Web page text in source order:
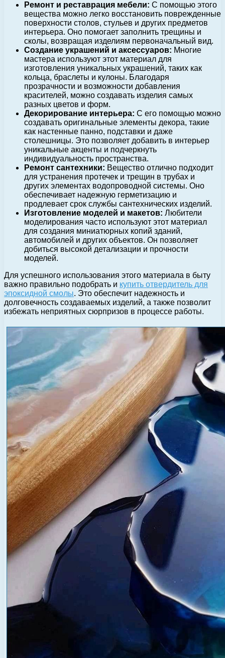
Ремонт и реставрация мебели: С помощью этого
вещества можно легко восстановить поврежденные
поверхности столов, стульев и других предметов
интерьера. Оно помогает заполнить трещины и
сколы, возвращая изделиям первоначальный вид.
Создание украшений и аксессуаров: Многие
мастера используют этот материал для
изготовления уникальных украшений, таких как
кольца, браслеты и кулоны. Благодаря
прозрачности и возможности добавления
красителей, можно создавать изделия самых
разных цветов и форм.
Декорирование интерьера: С его помощью можно
создавать оригинальные элементы декора, такие
как настенные панно, подставки и даже
столешницы. Это позволяет добавить в интерьер
уникальные акценты и подчеркнуть
индивидуальность пространства.
Ремонт сантехники: Вещество отлично подходит
для устранения протечек и трещин в трубах и
других элементах водопроводной системы. Оно
обеспечивает надежную герметизацию и
продлевает срок службы сантехнических изделий.
Изготовление моделей и макетов: Любители
моделирования часто используют этот материал
для создания миниатюрных копий зданий,
автомобилей и других объектов. Он позволяет
добиться высокой детализации и прочности
моделей.
Для успешного использования этого материала в быту
важно правильно подобрать и купить отвердитель для
эпоксидной смолы. Это обеспечит надежность и
долговечность создаваемых изделий, а также позволит
избежать неприятных сюрпризов в процессе работы.